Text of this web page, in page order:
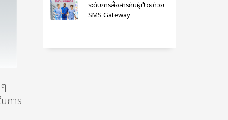
การ
ระดับการสื่อสารกับผู้ป่วยด้วย
SMS Gateway